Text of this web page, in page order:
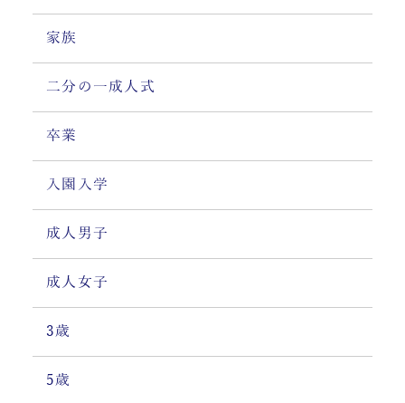
家族
二分の一成人式
卒業
入園入学
成人男子
成人女子
3歳
5歳